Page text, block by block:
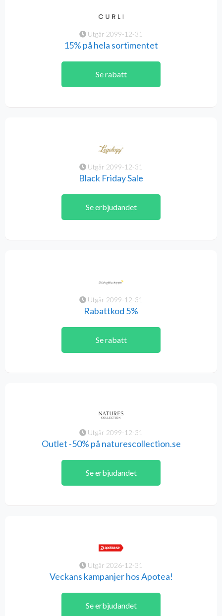
Utgår 2099-12-31
15% på hela sortimentet
Se rabatt
Utgår 2099-12-31
Black Friday Sale
Se erbjudandet
Utgår 2099-12-31
Rabattkod 5%
Se rabatt
Utgår 2099-12-31
Outlet -50% på naturescollection.se
Se erbjudandet
Utgår 2026-12-31
Veckans kampanjer hos Apotea!
Se erbjudandet